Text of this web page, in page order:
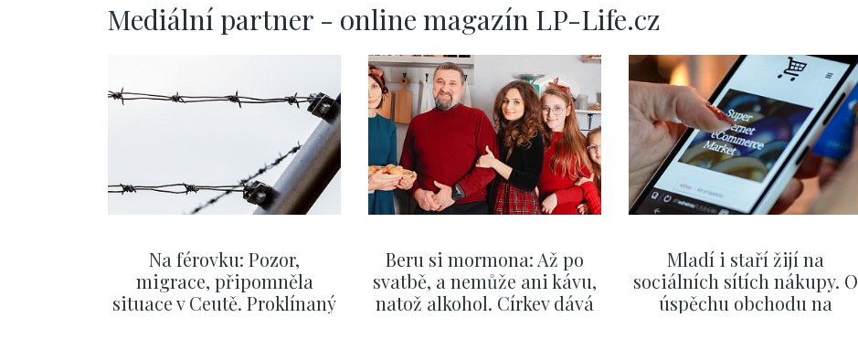
Mediální partner - online magazín LP-Life.cz
Na férovku: Pozor,
migrace, připomněla
situace v Ceutě. Proklínaný
Beru si mormona: Až po
svatbě, a nemůže ani kávu,
natož alkohol. Církev dává
Mladí i staří žijí na
sociálních sítích nákupy. O
úspěchu obchodu na